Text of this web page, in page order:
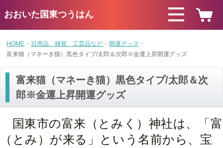
おおいた国東つうはん
HOME 日用品、雑貨、工芸品など
開運グッズ
富来猫（マネーき猫）黒色タイプ/太郎＆次郎※金運上昇開運グッズ
富来猫（マネーき猫）黒色タイプ/太郎＆次
郎※金運上昇開運グッズ
国東市の富来（とみく）神社は、「富
（とみ）が来る」という名前から、宝